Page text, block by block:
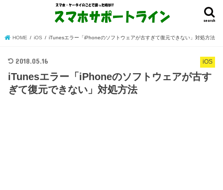
search
HOME iOS iTunesエラー「iPhoneのソフトウェアが古すぎて復元できない」対処方法
iOS
2018.05.16
iTunesエラー「iPhoneのソフトウェアが古す
ぎて復元できない」対処方法